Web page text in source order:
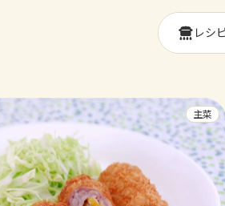
レシ
主菜